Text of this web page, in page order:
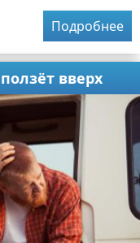
Подробнее
вверх